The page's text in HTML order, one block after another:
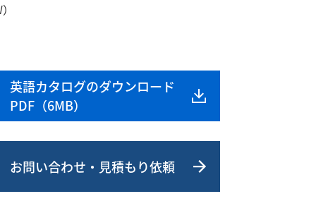
英語カタログのダウンロード
PDF（6MB）
お問い合わせ・見積もり依頼